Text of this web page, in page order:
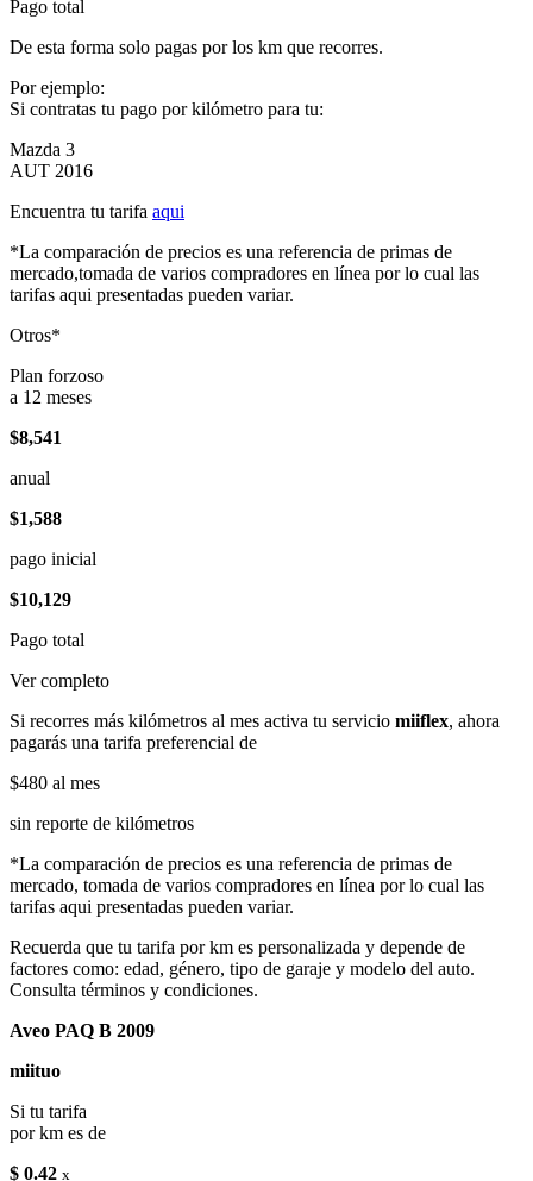
Pago total
De esta forma solo pagas por los km que recorres.
Por ejemplo:
Si contratas tu pago por kilómetro para tu:
Mazda 3
AUT 2016
Encuentra tu tarifa aqui
*La comparación de precios es una referencia de primas de
mercado,tomada de varios compradores en línea por lo cual las
tarifas aqui presentadas pueden variar.
Otros*
Plan forzoso
a 12 meses
$8,541
anual
$1,588
pago inicial
$10,129
Pago total
Ver completo
Si recorres más kilómetros al mes activa tu servicio miiflex, ahora
pagarás una tarifa preferencial de
$480 al mes
sin reporte de kilómetros
*La comparación de precios es una referencia de primas de
mercado, tomada de varios compradores en línea por lo cual las
tarifas aqui presentadas pueden variar.
Recuerda que tu tarifa por km es personalizada y depende de
factores como: edad, género, tipo de garaje y modelo del auto.
Consulta términos y condiciones.
Aveo PAQ B 2009
miituo
Si tu tarifa
por km es de
$ 0.42 x